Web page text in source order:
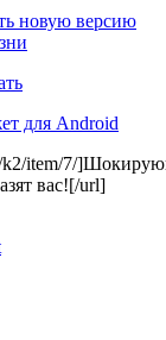
новую версию
для Android
k2/item/7/
вас![/url]